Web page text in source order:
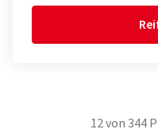
12von 344